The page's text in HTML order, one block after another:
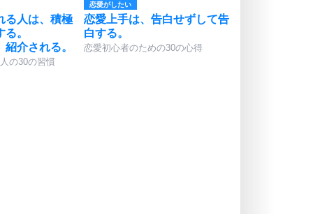
る人は、積極
。
介される。
の30の習慣
恋愛がしたい
恋愛上手は、告白せずして告
白する。
恋愛初心者のための30の心得